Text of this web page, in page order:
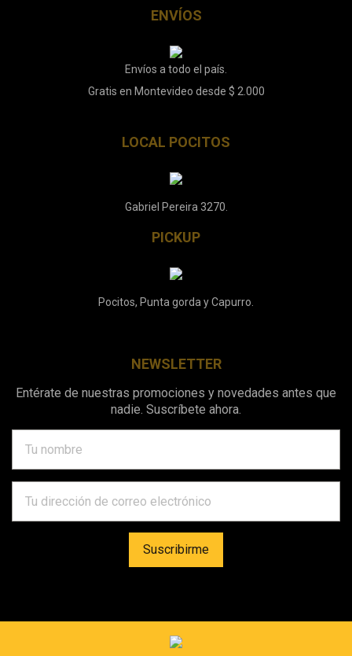
ENVÍOS
Envíos a todo el país.
Gratis en Montevideo desde $ 2.000
LOCAL POCITOS
Gabriel Pereira 3270.
PICKUP
Pocitos, Punta gorda y Capurro.
NEWSLETTER
Entérate de nuestras promociones y novedades antes que
nadie. Suscríbete ahora.